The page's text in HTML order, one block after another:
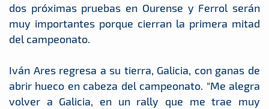
dos próximas pruebas en Ourense y Ferrol serán
muy importantes porque cierran la primera mitad
del campeonato.
Iván Ares regresa a su tierra, Galicia, con ganas de
abrir hueco en cabeza del campeonato. "Me alegra
volver a Galicia, en un rally que me trae muy